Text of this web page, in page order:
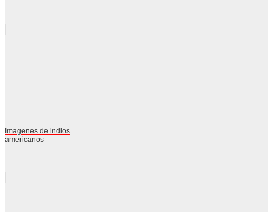
Imagenes de indios
americanos